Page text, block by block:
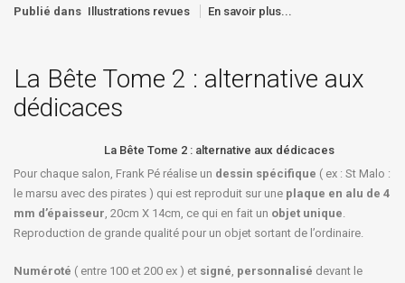
Publié dans Illustrations revues En savoir plus...
La Bête Tome 2 : alternative aux
dédicaces
La Bête Tome 2 : alternative aux dédicaces
Pour chaque salon, Frank Pé réalise un dessin spécifique ( ex : St Malo :
le marsu avec des pirates ) qui est reproduit sur une plaque en alu de 4
mm d’épaisseur, 20cm X 14cm, ce qui en fait un objet unique.
Reproduction de grande qualité pour un objet sortant de l’ordinaire.
Numéroté ( entre 100 et 200 ex ) et signé, personnalisé devant le